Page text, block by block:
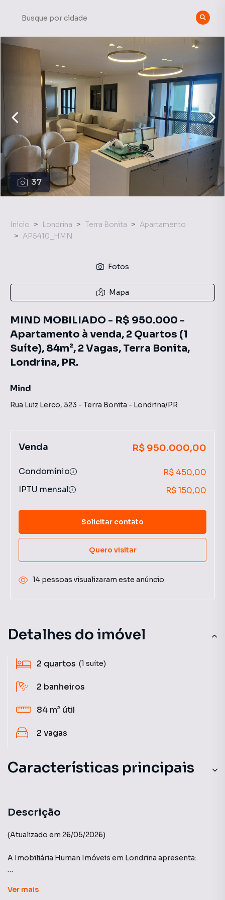
37
Detalhes do imóvel
2 quartos (1 suíte)
2 banheiros
84 m² útil
2 vagas
Características principais
Portaria 24h
Sala de Academia
Piscina
Descrição
(Atualizado em 26/05/2026)
A Imobiliária Human Imóveis em Londrina apresenta:
Ver mais
Início Londrina Terra Bonita
Apartamento
AP5410_HMN
Fotos
Mapa
MIND MOBILIADO - R$ 950.000 -
Apartamento à venda, 2 Quartos (1
Suíte), 84m², 2 Vagas, Terra Bonita,
Londrina, PR.
Mind
Rua Luiz Lerco, 323 - Terra Bonita - Londrina/PR
Venda R$ 950.000,00
Condomínio
R$ 450,00
IPTU mensal
R$ 150,00
Solicitar contato
Quero visitar
14 pessoas visualizaram este anúncio